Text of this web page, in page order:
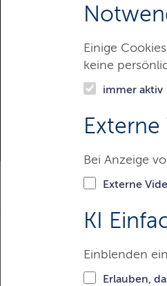
Einige
keine
immer aktiv
Bei Anzeige
Externe
KI
Einblenden
Erlauben,
Das Gericht